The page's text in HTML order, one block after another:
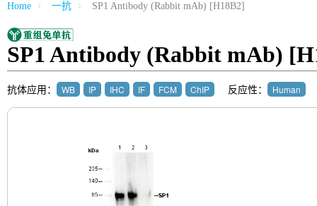
Home 一抗 SP1 Antibody (Rabbit mAb) [H18B2]
SP1 Antibody (Rabbit mAb)
抗体应用： WB IP IHC IF FCM ChIP 反应性： Human